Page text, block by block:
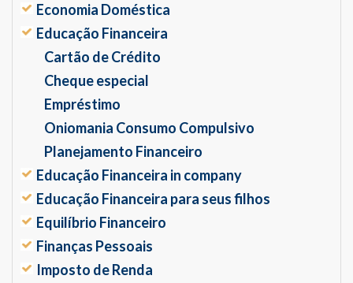
Economia Doméstica
Educação Financeira
Cartão de Crédito
Cheque especial
Empréstimo
Oniomania Consumo Compulsivo
Planejamento Financeiro
Educação Financeira in company
Educação Financeira para seus filhos
Equilíbrio Financeiro
Finanças Pessoais
Imposto de Renda